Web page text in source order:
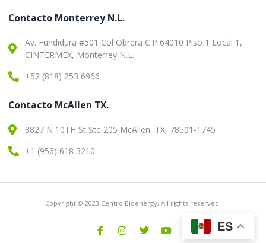
Contacto Monterrey N.L.
Av. Fundidura #501 Col Obrera C.P 64010 Piso 1 Local 1,
CINTERMEX, Monterrey N.L.
+52 (818) 253 6966
Contacto McAllen TX.
3827 N 10TH St Ste 205 McAllen, TX, 78501-1745
+1 (956) 618 3210
Copyright © 2023 Centro Bioenergy, All rights reserved.
ES